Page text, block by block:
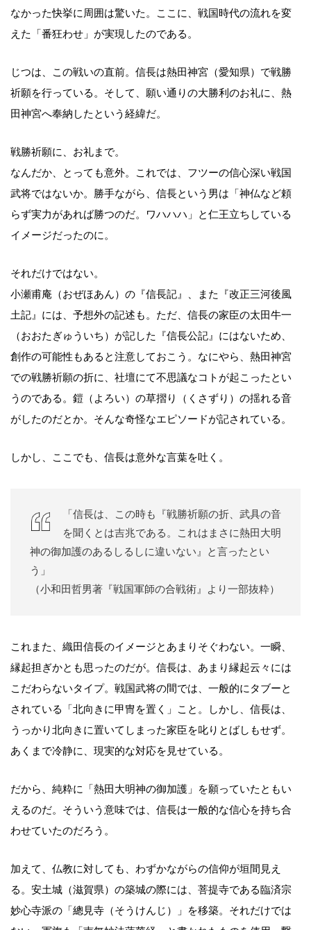
なかった快挙に周囲は驚いた。ここに、戦国時代の流れを変
えた「番狂わせ」が実現したのである。
じつは、この戦いの直前。信長は熱田神宮（愛知県）で戦勝
祈願を行っている。そして、願い通りの大勝利のお礼に、熱
田神宮へ奉納したという経緯だ。
戦勝祈願に、お礼まで。
なんだか、とっても意外。これでは、フツーの信心深い戦国
武将ではないか。勝手ながら、信長という男は「神仏など頼
らず実力があれば勝つのだ。ワハハハ」と仁王立ちしている
イメージだったのに。
それだけではない。
小瀬甫庵（おぜほあん）の『信長記』、また『改正三河後風
土記』には、予想外の記述も。ただ、信長の家臣の太田牛一
（おおたぎゅういち）が記した『信長公記』にはないため、
創作の可能性もあると注意しておこう。なにやら、熱田神宮
での戦勝祈願の折に、社壇にて不思議なコトが起こったとい
うのである。鎧（よろい）の草摺り（くさずり）の揺れる音
がしたのだとか。そんな奇怪なエピソードが記されている。
しかし、ここでも、信長は意外な言葉を吐く。
「信長は、この時も『戦勝祈願の折、武具の音
を聞くとは吉兆である。これはまさに熱田大明
神の御加護のあるしるしに違いない』と言ったとい
う」
（小和田哲男著『戦国軍師の合戦術』より一部抜粋）
これまた、織田信長のイメージとあまりそぐわない。一瞬、
縁起担ぎかとも思ったのだが。信長は、あまり縁起云々には
こだわらないタイプ。戦国武将の間では、一般的にタブーと
されている「北向きに甲冑を置く」こと。しかし、信長は、
うっかり北向きに置いてしまった家臣を叱りとばしもせず。
あくまで冷静に、現実的な対応を見せている。
だから、純粋に「熱田大明神の御加護」を願っていたともい
えるのだ。そういう意味では、信長は一般的な信心を持ち合
わせていたのだろう。
加えて、仏教に対しても、わずかながらの信仰が垣間見え
る。安土城（滋賀県）の築城の際には、菩提寺である臨済宗
妙心寺派の「總見寺（そうけんじ）」を移築。それだけでは